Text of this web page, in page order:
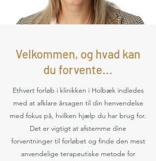
Velkommen, og hvad kan
du forvente...
Ethvert forløb i klinikken i Holbæk indledes
med at afklare årsagen til din henvendelse
med fokus på, hvilken hjælp du har brug for.
Det er vigtigt at afstemme dine
forventninger til forløbet og finde den mest
anvendelige terapeutiske metode for